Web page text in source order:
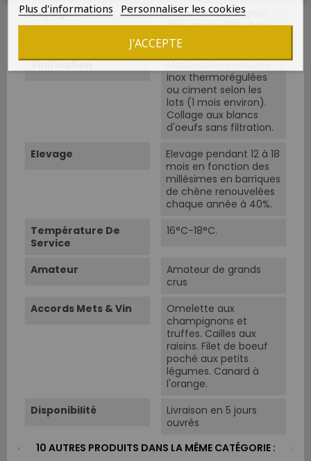
Cépages
Cabernet-Sauvignon
45%, Merlot 50%, Petit
Verdot 5%.
Vinification
Macération en cuves
inox thermorégulées
ou ciment selon les
lots (1 mois environ).
Collage aux blancs
d'oeufs sans filtration.
Elevage
Elevage pendant 12 à 18
mois en fonction des
millésimes en barriques
de chêne renouvelées
chaque année à 40%.
Température De
Service
16°C-18°C.
Amateur
Amateur de grands
crus
Accords Mets & Vin
Omelette aux
champignons et
truffes. Cailles aux
raisins. Filet de boeuf
poché aux petits
légumes. Canard à
l'orange.
Disponibilité
Livraison en 5 jours
ouvrés
10 AUTRES PRODUITS DANS LA MÊME CATÉGORIE :
Plus d'informations Personnaliser les cookies
J'ACCEPTE